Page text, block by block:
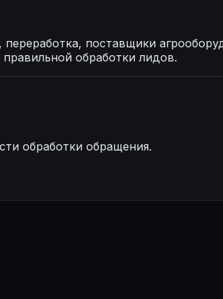
поставщики
правильной обработки лидов.
обработки обращения.